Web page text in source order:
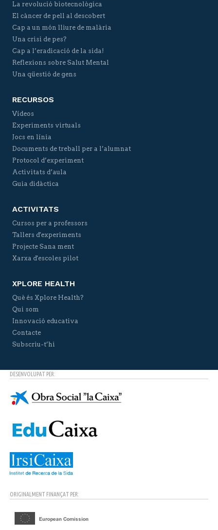
La revolució biotecnològica
El càncer de pell al descobert
Cap a un món lliure de malària
Una crisi de pes?
Cap a l’eradicació de la sida!
Reflexions sobre Salut Mental
Una qüestió de gens
RECURSOS
Vídeos
Experiments virtuals
Jocs en línia
Documents de treball per a l’alumnat
Protocol d’experiment
Activitats d’aula
Guia didàctica
ACTIVITATS
Cursos per a professors
Tallers d'experiments
Projecte Sana ment
Xarxa d'escoles pilot
XPLORE HEALTH
Què és Xplore Health?
Qui som
Innovació educativa
Contacte
Subscriu-t’hi
DESENVOLUPAT PER:
ORIGINALMENT FINANÇAT PER: